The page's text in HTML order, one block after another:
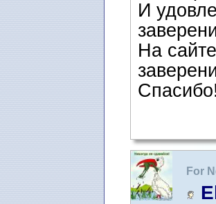
И
На
Спасибо!
For